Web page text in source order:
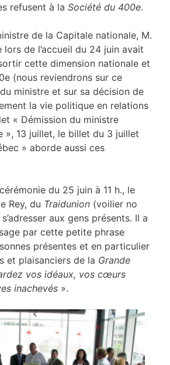
refusent à la Société du 400e.
de la Capitale nationale, M.
de l’accueil du 24 juin avait
cette dimension nationale et
(nous reviendrons sur ce
ministre et sur sa décision de
la vie politique en relations
« Démission du ministre
», 13 juillet, le billet du 3 juillet
» aborde aussi ces
du 25 juin à 11 h., le
Rey, du Traidunion (voilier no
aux gens présents. Il a
par cette petite phrase
présentes et en particulier
et plaisanciers de la Grande
vos idéaux, vos cœurs
inachevés ».